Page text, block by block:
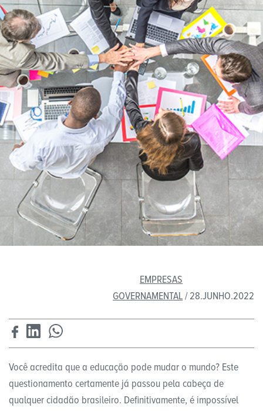
EMPRESAS
GOVERNAMENTAL/ 28.JUNHO.2022
Você acredita que a educação pode mudar o mundo? Este
questionamento certamente já passou pela cabeça de
qualquer cidadão brasileiro. Definitivamente, é impossível